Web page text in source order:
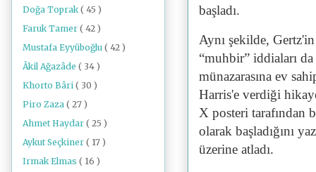
başladı.
Aynı şekilde,
“muhbir” iddiaları
münazarasına ev
Harris'e verdiği
X posteri tarafından
olarak başladığını
üzerine atladı.
Doğa Toprak ( 45 )
Faruk Tamer ( 42 )
Mustafa Eyyüboğlu ( 42 )
Âkil Ağazâde ( 34 )
Khorto Bâri ( 30 )
Piro Zaza ( 27 )
Ahmet Haydar ( 25 )
Aykut Seçkiner ( 17 )
Irmak Elmas ( 16 )